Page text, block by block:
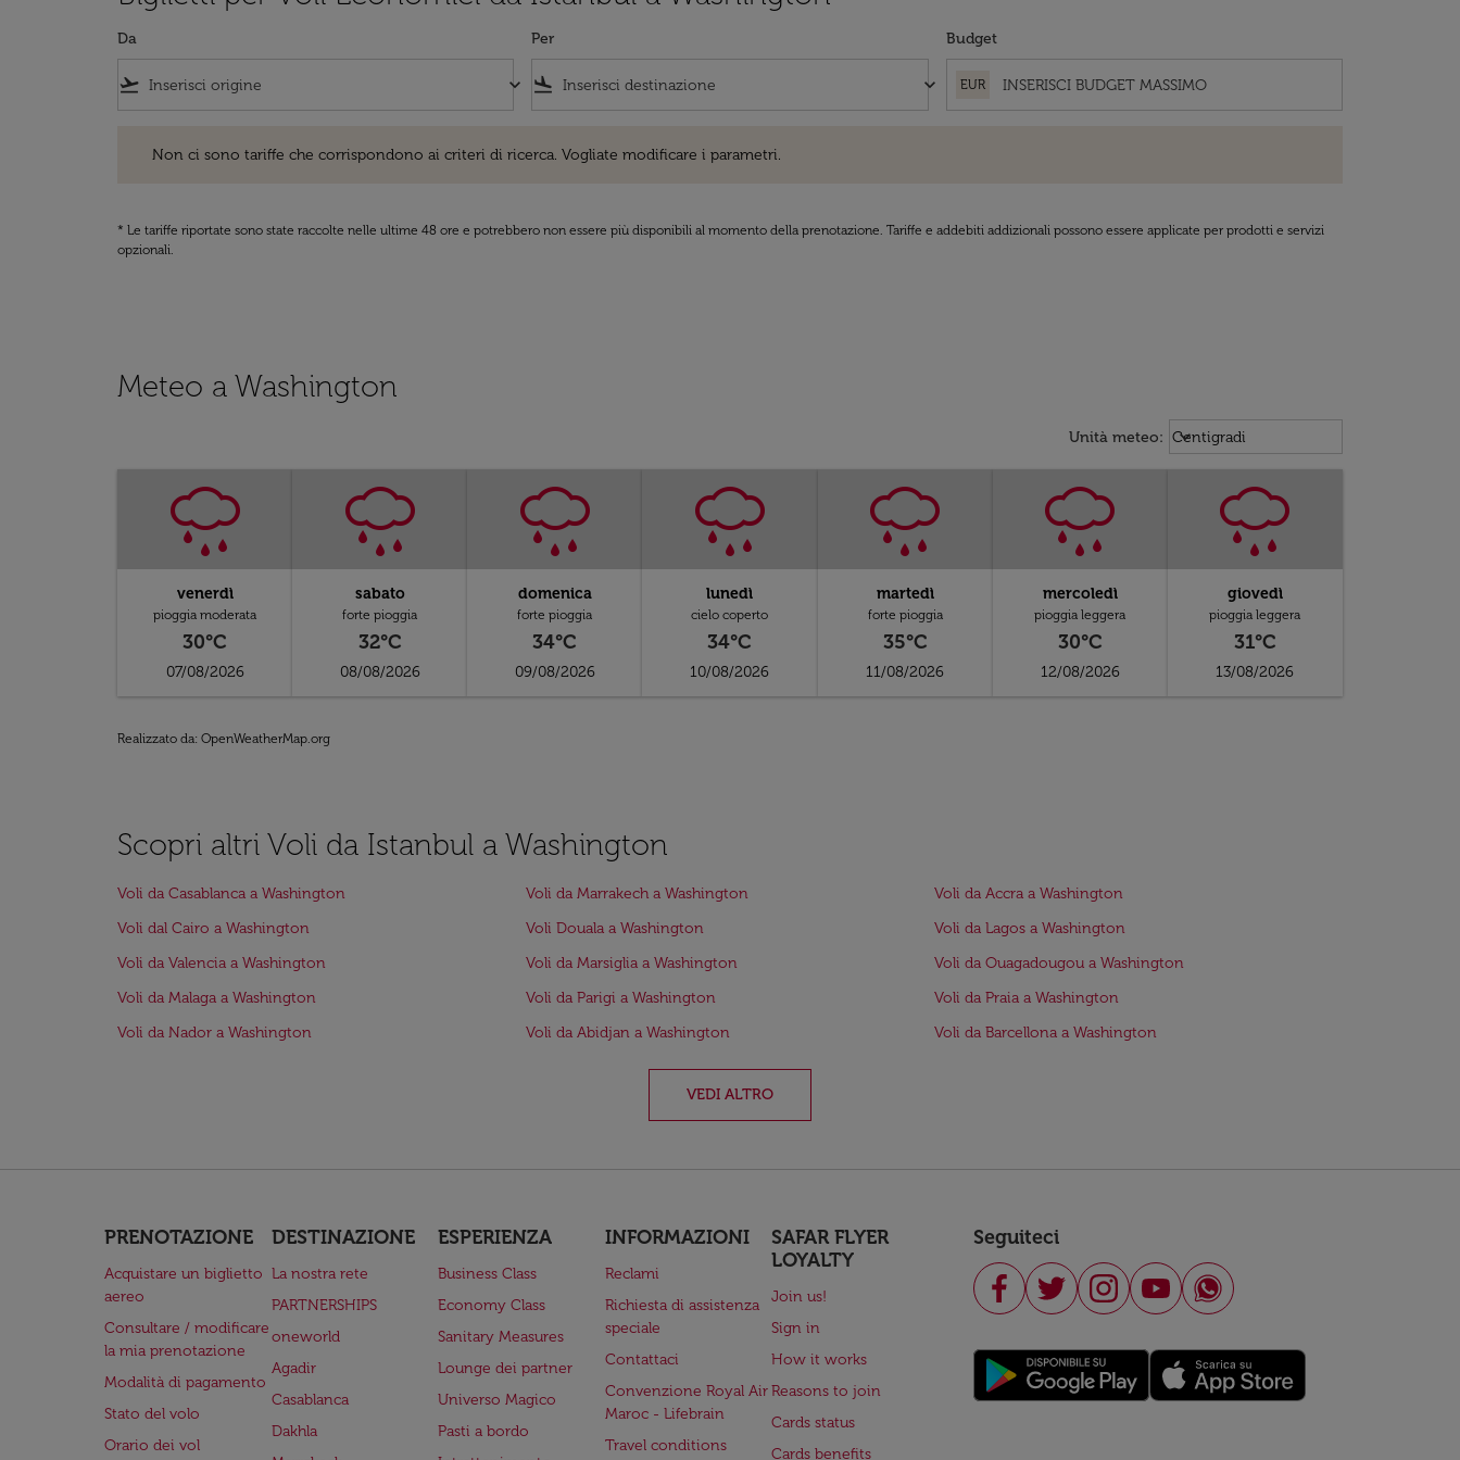
Da
flight_takeoff keyboard_arrow_down
Per
flight_land keyboard_arrow_down
Budget
EUR
Non ci sono tariffe che corrispondono ai criteri di ricerca. Vogliate modificare i parametri.
* Le tariffe riportate sono state raccolte nelle ultime 48 ore e potrebbero non essere più disponibili al momento della prenotazione. Tariffe e addebiti addizionali possono essere applicate per prodotti e servizi
opzionali.
Meteo a Washington
Unità meteo: Weather unit option Centigradi
Centigradi
keyboard_arrow_down
venerdì
pioggia moderata
30°C
07/08/2026
sabato
forte pioggia
32°C
08/08/2026
domenica
forte pioggia
34°C
09/08/2026
lunedì
cielo coperto
34°C
10/08/2026
martedì
forte pioggia
35°C
11/08/2026
mercoledì
pioggia leggera
30°C
12/08/2026
giovedì
pioggia leggera
31°C
13/08/2026
Realizzato da: OpenWeatherMap.org
Scopri altri Voli da Istanbul a Washington
Voli da Casablanca a Washington Voli da Marrakech a Washington
Voli da Accra a Washington
Voli dal Cairo a Washington
Voli Douala a Washington
Voli da Lagos a Washington
Voli da Valencia a Washington
Voli da Marsiglia a Washington
Voli da Ouagadougou a Washington
Voli da Malaga a Washington
Voli da Parigi a Washington
Voli da Praia a Washington
Voli da Nador a Washington
Voli da Abidjan a Washington Voli da Barcellona a Washington
VEDI ALTRO
PRENOTAZIONE
Acquistare un biglietto
aereo
Consultare / modificare
la mia prenotazione
Modalità di pagamento
Stato del volo
Orario dei vol
DESTINAZIONE
La nostra rete
PARTNERSHIPS
oneworld
Agadir
Casablanca
Dakhla
ESPERIENZA
Business Class
Economy Class
Sanitary Measures
Lounge dei partner
Universo Magico
Pasti a bordo
INFORMAZIONI
Reclami
Richiesta di assistenza
speciale
Contattaci
Convenzione Royal Air
Maroc - Lifebrain
Travel conditions
SAFAR FLYER
LOYALTY
Join us!
Sign in
How it works
Reasons to join
Cards status
Cards benefits
Seguiteci